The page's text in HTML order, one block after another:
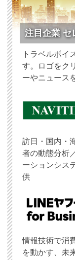
注目企業 セ
トラベルボイ
す。ロゴをク
ーやニュース
訪日・国内・
者の動態分析
ーションシス
供
情報技術で消
を動かす、未